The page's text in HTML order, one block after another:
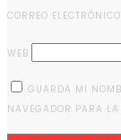
CORREO ELECTRÓNICO
WEB
GUARDA MI
NAVEGADOR PARA LA